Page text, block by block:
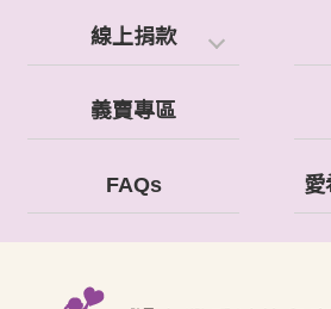
線上捐款
義賣專區
FAQs 愛